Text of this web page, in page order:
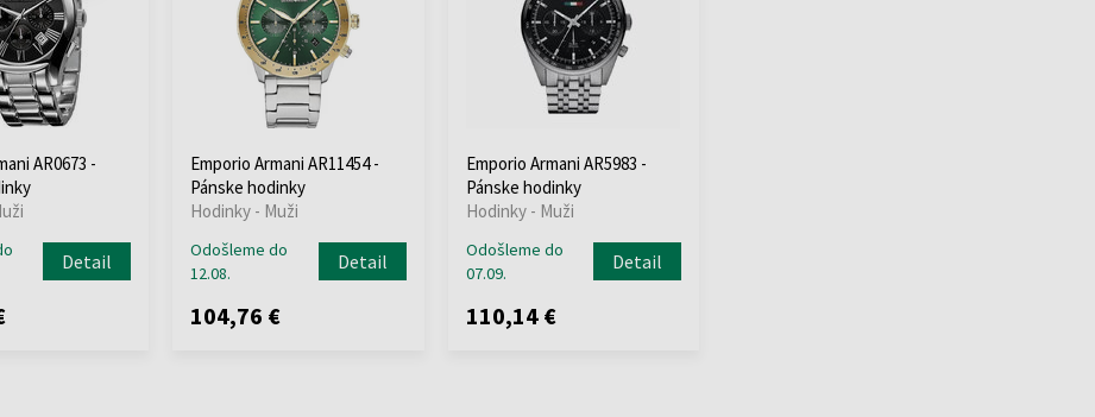
AR0673 -
Detail
Emporio Armani AR11454 -
Pánske hodinky
Hodinky - Muži
Odošleme do
12.08.
Detail
104,76 €
Emporio Armani AR5983 -
Pánske hodinky
Hodinky - Muži
Odošleme do
07.09.
Detail
110,14 €